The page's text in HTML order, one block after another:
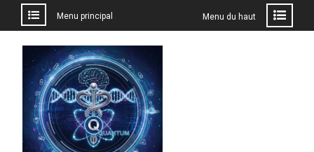
contenu
Menu principal Menu du haut